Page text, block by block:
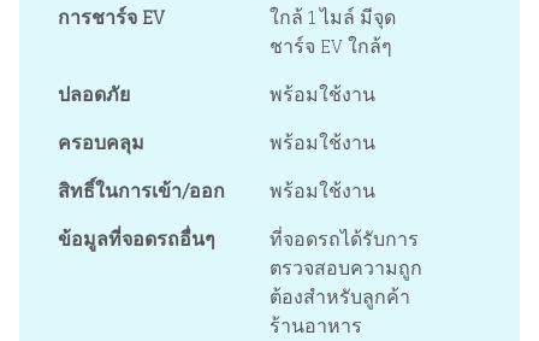
การชาร์จ EV ใกล้ 1 ไมล์ มีจุด
ชาร์จ EV ใกล้ๆ
ปลอดภัย
พร้อมใช้งาน
ครอบคลุม
พร้อมใช้งาน
สิทธิ์ในการเข้า/ออก
พร้อมใช้งาน
ข้อมูลที่จอดรถอื่นๆ
ที่จอดรถได้รับการ
ตรวจสอบความถูก
ต้องสําหรับลูกค้า
ร้านอาหาร